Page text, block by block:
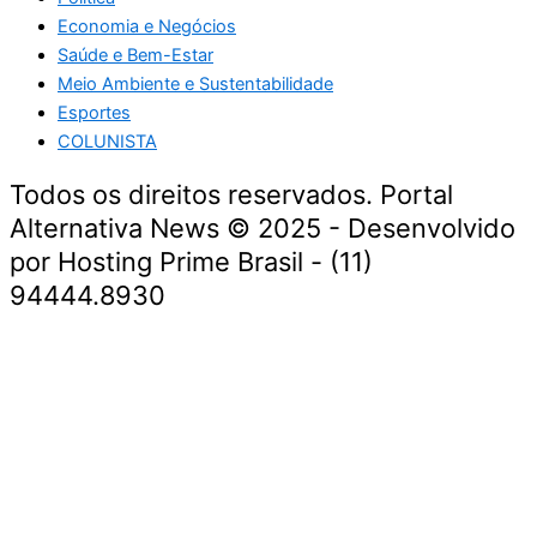
Economia e Negócios
Saúde e Bem-Estar
Meio Ambiente e Sustentabilidade
Esportes
COLUNISTA
Todos os direitos reservados. Portal
Alternativa News © 2025 - Desenvolvido
por Hosting Prime Brasil - (11)
94444.8930